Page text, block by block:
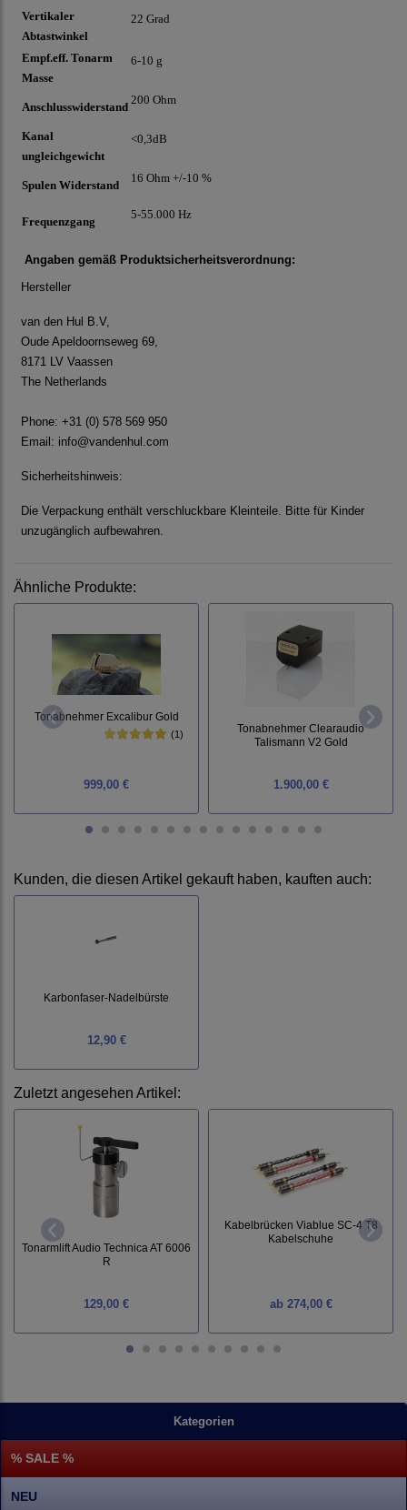
Kategorien
% SALE %
NEU
Vertikaler
Abtastwinkel
22 Grad
Empf.eff. Tonarm
Masse
6-10 g
Anschlusswiderstand
200 Ohm
Kanal
ungleichgewicht
<0,3dB
Spulen Widerstand
16 Ohm +/-10 %
Frequenzgang
5-55.000 Hz
Angaben gemäß Produktsicherheitsverordnung:
Hersteller
van den Hul B.V,
Oude Apeldoornseweg 69,
8171 LV Vaassen
The Netherlands
Phone: +31 (0) 578 569 950
Email: info@vandenhul.com
Sicherheitshinweis:
Die Verpackung enthält verschluckbare Kleinteile. Bitte für Kinder
unzugänglich aufbewahren.
Ähnliche Produkte:
Tonabnehmer Excalibur Gold
(1)
999,00 €
Tonabnehmer Clearaudio
Talismann V2 Gold
1.900,00 €
Kunden, die diesen Artikel gekauft haben, kauften auch:
Karbonfaser-Nadelbürste
12,90 €
Zuletzt angesehen Artikel:
Tonarmlift Audio Technica AT 6006
R
129,00 €
Kabelbrücken Viablue SC-4 T8
Kabelschuhe
ab274,00 €